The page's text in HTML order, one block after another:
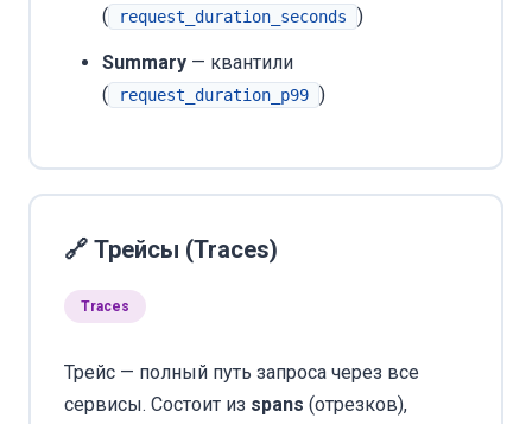
(
request_duration_seconds )
Summary — квантили
(
request_duration_p99 )
🔗 Трейсы (Traces)
Traces
Трейс — полный путь запроса через все
сервисы. Состоит из spans (отрезков),